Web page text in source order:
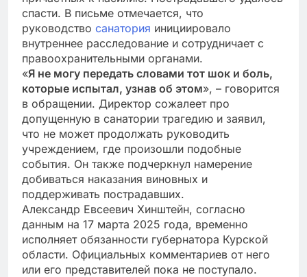
спасти. В письме отмечается, что
руководство санатория инициировало
внутреннее расследование и сотрудничает с
правоохранительными органами.
«Я не могу передать словами тот шок и боль,
которые испытал, узнав об этом», – говорится
в обращении. Директор сожалеет про
допущенную в санатории трагедию и заявил,
что не может продолжать руководить
учреждением, где произошли подобные
события. Он также подчеркнул намерение
добиваться наказания виновных и
поддерживать пострадавших.
Александр Евсеевич Хинштейн, согласно
данным на 17 марта 2025 года, временно
исполняет обязанности губернатора Курской
области. Официальных комментариев от него
или его представителей пока не поступало.